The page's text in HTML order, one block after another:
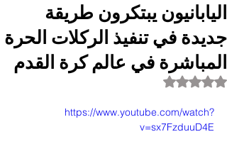
اليابانيون يبتكرون طريقة
جديدة في تنفيذ الركلات الحرة
المباشرة في عالم كرة القدم
تم التقييم بـ ليس رقمًا من أصل 5 نجوم.
https://www.youtube.com/watch?
v=sx7FzduuD4E